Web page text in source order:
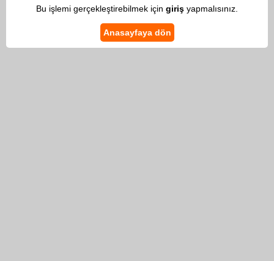
Bu işlemi gerçekleştirebilmek için giriş yapmalısınız.
Anasayfaya dön